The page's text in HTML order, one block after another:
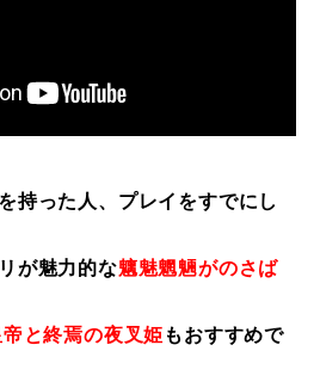
持った人、プレイをすでにし
が魅力的な魑魅魍魎がのさば
と終焉の夜叉姫 もおすすめで